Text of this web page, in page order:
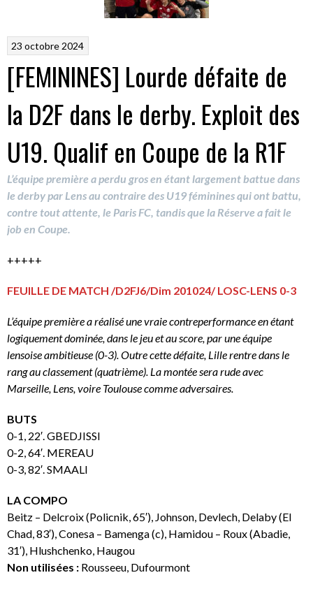
23 octobre 2024
[FEMININES] Lourde défaite de
la D2F dans le derby. Exploit des
U19. Qualif en Coupe de la R1F
L’équipe première a perdu gros en étant largement battue dans
le derby par Lens au contraire des U19 féminines qui ont battu,
contre tout attente, le Paris FC, tandis que la Réserve a fait le
job en Coupe.
+++++
FEUILLE DE MATCH /D2FJ6/Dim 201024/ LOSC-LENS 0-3
L’équipe première a réalisé une vraie contreperformance en étant
logiquement dominée, dans le jeu et au score, par une équipe
lensoise ambitieuse (0-3). Outre cette défaite, Lille rentre dans le
rang au classement (quatrième). La montée sera rude avec
Marseille, Lens, voire Toulouse comme adversaires.
BUTS
0-1, 22′. GBEDJISSI
0-2, 64′. MEREAU
0-3, 82′. SMAALI
LA COMPO
Beitz – Delcroix (Policnik, 65′), Johnson, Devlech, Delaby (El
Chad, 83′), Conesa – Bamenga (c), Hamidou – Roux (Abadie,
31′), Hlushchenko, Haugou
Non utilisées : Rousseeu, Dufourmont